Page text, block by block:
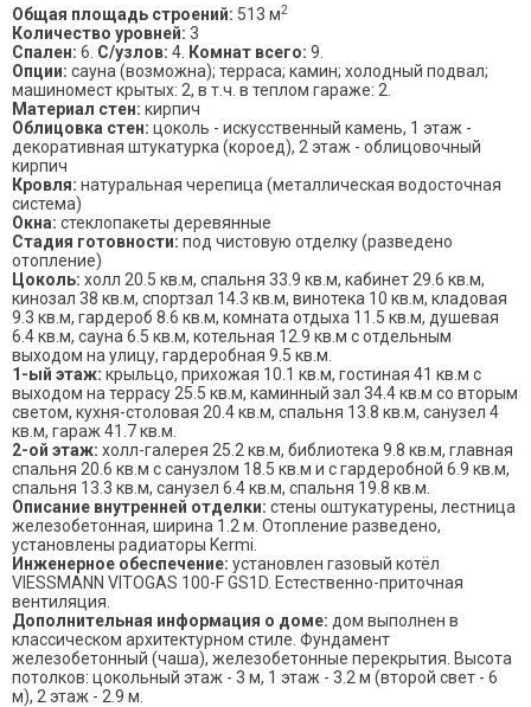
Общая площадь строений: 513 м2
Количество уровней: 3
Спален: 6. С/узлов: 4. Комнат всего: 9.
Опции: сауна (возможна); терраса; камин; холодный подвал;
машиномест крытых: 2, в т.ч. в теплом гараже: 2.
Материал стен: кирпич
Облицовка стен: цоколь - искусственный камень, 1 этаж -
декоративная штукатурка (короед), 2 этаж - облицовочный
кирпич
Кровля: натуральная черепица (металлическая водосточная
система)
Окна: стеклопакеты деревянные
Стадия готовности: под чистовую отделку (разведено
отопление)
Цоколь: холл 20.5 кв.м, спальня 33.9 кв.м, кабинет 29.6 кв.м,
кинозал 38 кв.м, спортзал 14.3 кв.м, винотека 10 кв.м, кладовая
9.3 кв.м, гардероб 8.6 кв.м, комната отдыха 11.5 кв.м, душевая
6.4 кв.м, сауна 6.5 кв.м, котельная 12.9 кв.м с отдельным
выходом на улицу, гардеробная 9.5 кв.м.
1-ый этаж: крыльцо, прихожая 10.1 кв.м, гостиная 41 кв.м с
выходом на террасу 25.5 кв.м, каминный зал 34.4 кв.м со вторым
светом, кухня-столовая 20.4 кв.м, спальня 13.8 кв.м, санузел 4
кв.м, гараж 41.7 кв.м.
2-ой этаж: холл-галерея 25.2 кв.м, библиотека 9.8 кв.м, главная
спальня 20.6 кв.м с санузлом 18.5 кв.м и с гардеробной 6.9 кв.м,
спальня 13.3 кв.м, санузел 6.4 кв.м, спальня 19.8 кв.м.
Описание внутренней отделки: стены оштукатурены, лестница
железобетонная, ширина 1.2 м. Отопление разведено,
установлены радиаторы Kermi.
Инженерное обеспечение: установлен газовый котёл
VIESSMANN VITOGAS 100-F GS1D. Естественно-приточная
вентиляция.
Дополнительная информация о доме: дом выполнен в
классическом архитектурном стиле. Фундамент
железобетонный (чаша), железобетонные перекрытия. Высота
потолков: цокольный этаж - 3 м, 1 этаж - 3.2 м (второй свет - 6
м), 2 этаж - 2.9 м.